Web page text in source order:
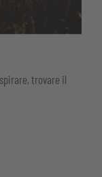
trovare il